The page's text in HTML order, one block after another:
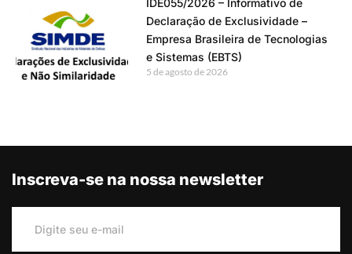
Declaração de Exclusividade –
Empresa Brasileira de Tecnologias
e Sistemas (EBTS)
5 de agosto de 2026
Inscreva-se na nossa newsletter